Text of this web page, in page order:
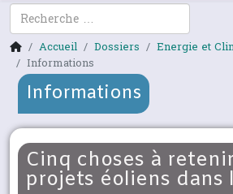
Rechercher
Accueil
Dossiers Energie et
Informations
Informations
Cinq choses à
projets éoliens dans